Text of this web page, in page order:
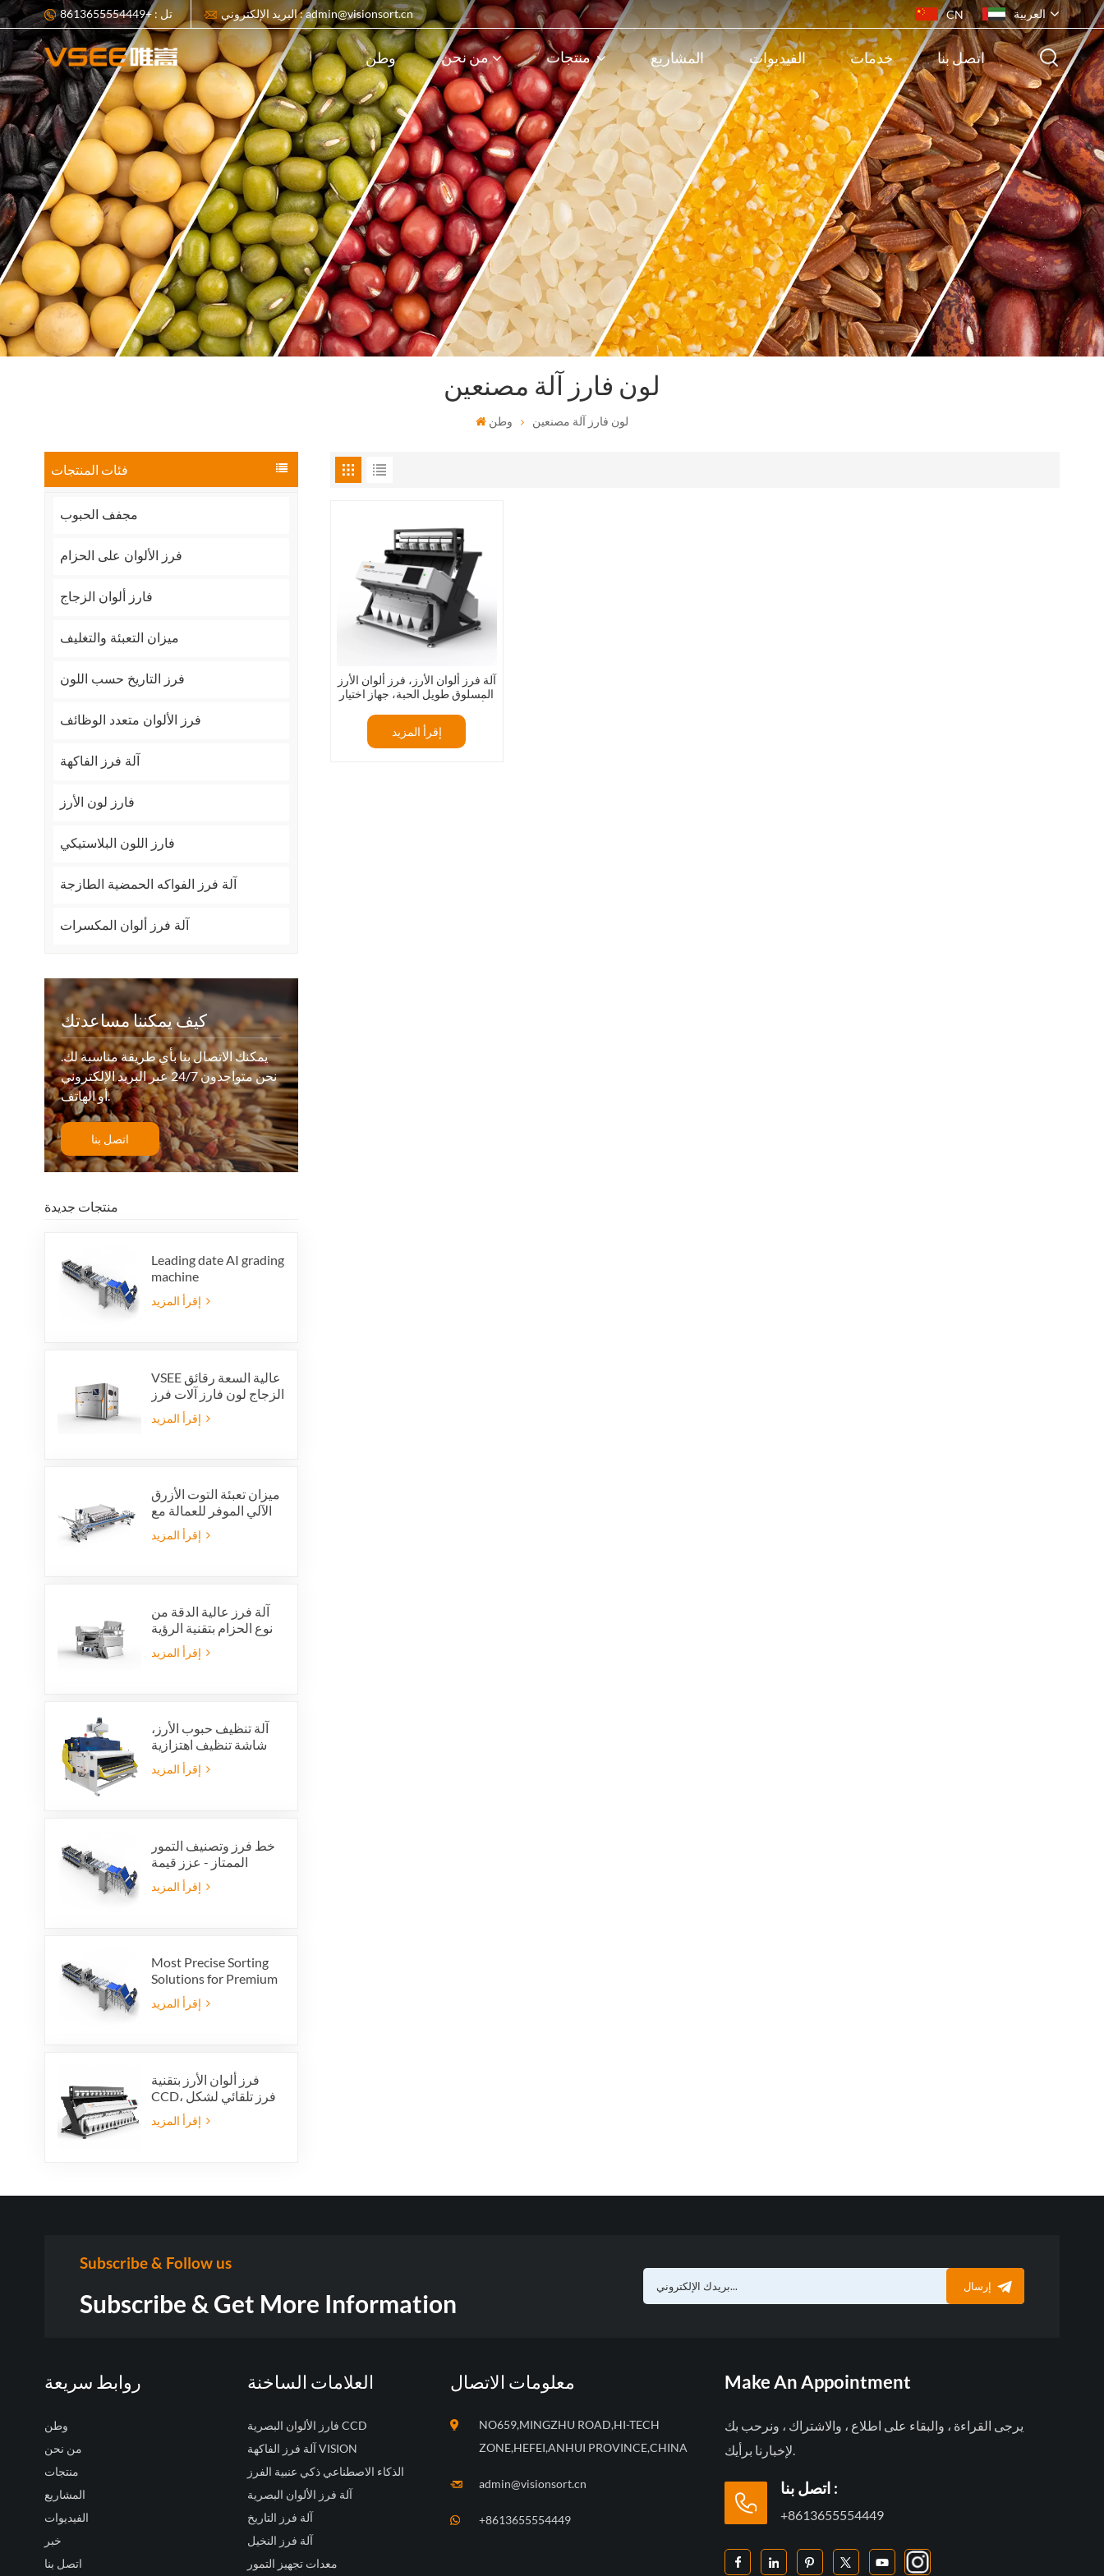
تل : +8613655554449 البريد الإلكتروني : admin@visionsort.cn CN العربية
English
français
русский
español
português
ไทย
Indonesia
Tiếng việt
وطن من نحن منتجات المشاريع الفيديوات خدمات اتصل بنا
لون فارز آلة مصنعين
وطن لون فارز آلة مصنعين
فئات المنتجات
مجفف الحبوب
فرز الألوان على الحزام
فارز ألوان الزجاج
ميزان التعبئة والتغليف
فرز التاريخ حسب اللون
فرز الألوان متعدد الوظائف
آلة فرز الفاكهة
فارز لون الأرز
فارز اللون البلاستيكي
آلة فرز الفواكه الحمضية الطازجة
آلة فرز ألوان المكسرات
كيف يمكننا مساعدتك
يمكنك الاتصال بنا بأي طريقة مناسبة لك.
نحن متواجدون 24/7 عبر البريد الإلكتروني
أو الهاتف.
اتصل بنا
منتجات جديدة
Leading date AI grading
machine
VSEE عالية السعة رقائق
الزجاج لون فارز آلات فرز
الألوان الزجاجية الملونة
لإنتاج إعادة تدوير الزجاج
ميزان تعبئة التوت الأزرق
الآلي الموفر للعمالة مع
نظام رفض متكامل
آلة فرز عالية الدقة من
نوع الحزام بتقنية الرؤية
بالذكاء الاصطناعي
آلة تنظيف حبوب الأرز،
شاشة تنظيف اهتزازية
للأرز، غربال اهتزازي،
منظف اهتزازي
خط فرز وتصنيف التمور
الممتاز - عزز قيمة
منتجك وأرباح التصدير
Most Precise Sorting
Solutions for Premium
Quality Dates, Date
Grader powered by
فرز ألوان الأرز بتقنية
CCD، فرز تلقائي لشكل
حبات الأرز، فرز ألوان
الأرز بـ 12 قناة
آلة فرز ألوان الأرز، فرز ألوان الأرز
المسلوق طويل الحبة، جهاز اختيار
إقرأ المزيد
Subscribe & Follow us
Subscribe & Get More Information
إرسال
روابط سريعة
وطن
من نحن
منتجات
المشاريع
الفيديوات
خبر
اتصل بنا
العلامات الساخنة
فارز الألوان البصرية CCD
آلة فرز الفاكهة VISION
الذكاء الاصطناعي ذكي عنبية الفرز
آلة فرز الألوان البصرية
آلة فرز التاريخ
آلة فرز النخيل
معدات تجهيز التمور
معلومات الاتصال
NO659,MINGZHU ROAD,HI-TECH
ZONE,HEFEI,ANHUI PROVINCE,CHINA
admin@visionsort.cn
+8613655554449
Make An Appointment
يرجى القراءة ، والبقاء على اطلاع ، والاشتراك ، ونرحب بك
لإخبارنا برأيك.
اتصل بنا :
+8613655554449